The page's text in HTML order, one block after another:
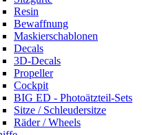
Resin
Bewaffnung
Maskierschablonen
Decals
3D-Decals
Propeller
Cockpit
BIG ED - Photoätzteil-Sets
Sitze / Schleudersitze
Räder / Wheels